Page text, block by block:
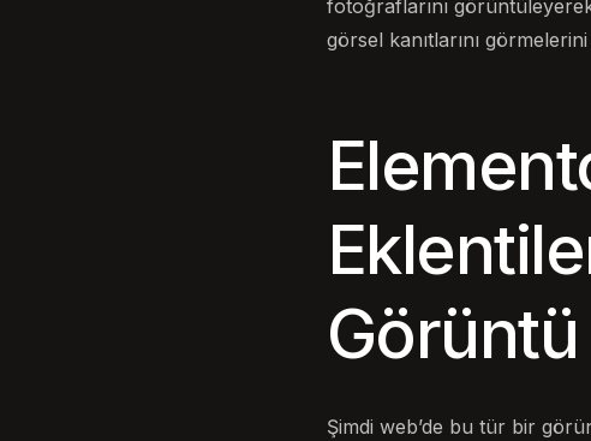
fotoğraflarını görüntüleyerek
görsel kanıtlarını
Görüntü
Şimdi web’de bu tür bir